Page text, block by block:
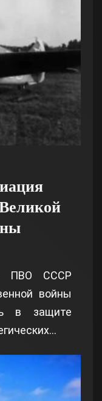
ПВО СССР
войны
в защите